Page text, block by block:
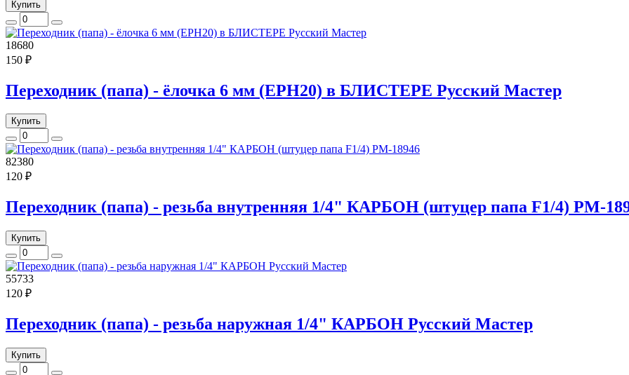
Купить
18680
150 ₽
Переходник (папа) - ёлочка 6 мм (EPH20) в БЛИСТЕРЕ Русский Мастер
Купить
82380
120 ₽
Переходник (папа) - резьба внутренняя 1/4" КАРБОН (штуцер папа F1/4) РМ-
Купить
55733
120 ₽
Переходник (папа) - резьба наружная 1/4" КАРБОН Русский Мастер
Купить